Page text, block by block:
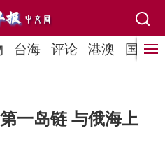
台海 评论 港澳 国际
一岛链 与俄海上